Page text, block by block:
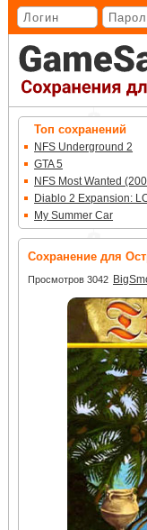
Топ сохранений
NFS Underground 2
GTA 5
NFS Most Wanted
Diablo 2 Expansion:
My Summer Car
Сохранение для
Просмотров 3042